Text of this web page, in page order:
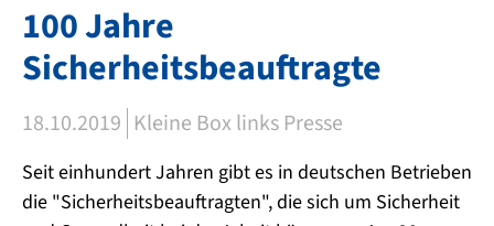
100 Jahre
Sicherheitsbeauftragte
18.10.2019 Kleine Box links Presse
Seit einhundert Jahren gibt es in deutschen Betrieben
die "Sicherheitsbeauftragten", die sich um Sicherheit